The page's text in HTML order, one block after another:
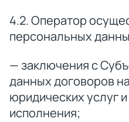
4.2. Оператор
персональных
— заключения с
данных договоров
юридических услуг
исполнения;